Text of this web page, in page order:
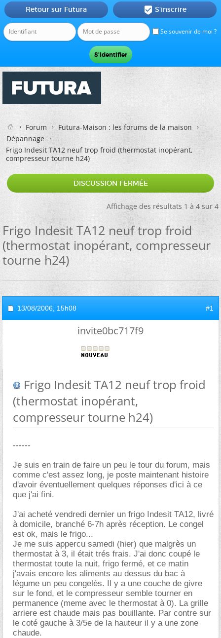
Se souvenir de moi ?
Retour sur Futura  S'inscrire
Forum
Futura-Maison : les forums de la maison
Dépannage
Frigo Indesit TA12 neuf trop froid (thermostat inopérant,
compresseur tourne h24)
DISCUSSION FERMÉE
Affichage des résultats 1 à 4 sur 4
Frigo Indesit TA12 neuf trop froid
(thermostat inopérant, compresseur
tourne h24)
13/08/2006, 15h08 #1
invite0bc717f9
Frigo Indesit TA12 neuf trop froid
(thermostat inopérant,
compresseur tourne h24)
------
Je suis en train de faire un peu le tour du forum, mais
comme c'est assez long, je poste maintenant histoire
d'avoir éventuellement quelques réponses d'ici à ce
que j'ai fini.
J'ai acheté vendredi dernier un frigo Indesit TA12, livré
à domicile, branché 6-7h après réception. Le congel
est ok, mais le frigo...
Je me suis appercu samedi (hier) que malgrès un
thermostat à 3, il était trés frais. J'ai donc coupé le
thermostat toute la nuit, frigo fermé, et ce matin
j'avais encore les aliments au dessus du bac à
légume un peu congelés. Il y a une couche de givre
sur le fond, et le compresseur semble tourner en
permanence (meme avec le thermostat à 0). La grille
arriere est chaude mais pas bouillante. Par contre sur
le coté gauche à 3/5e de la hauteur il y a une zone
chaude.